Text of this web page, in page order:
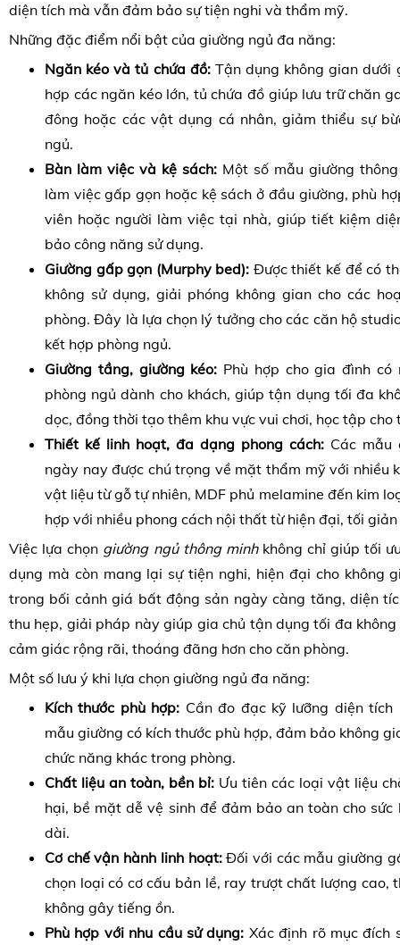
diện tích mà vẫn đảm bảo sự tiện nghi và thẩm mỹ.
Những đặc điểm nổi bật của giường ngủ đa năng:
Ngăn kéo và tủ chứa đồ:Tận dụng không gian dưới
hợp các ngăn kéo lớn, tủ chứa đồ giúp lưu trữ chăn
đông hoặc các vật dụng cá nhân, giảm thiểu sự
ngủ.
Bàn làm việc và kệ sách: Một số mẫu giường
làm việc gấp gọn hoặc kệ sách ở đầu giường, phù
viên hoặc người làm việc tại nhà, giúp tiết kiệm
bảo công năng sử dụng.
Giường gấp gọn (Murphy bed): Được thiết kế để có
không sử dụng, giải phóng không gian cho các
phòng. Đây là lựa chọn lý tưởng cho các căn hộ
kết hợp phòng ngủ.
Giường tầng, giường kéo: Phù hợp cho gia đình có
phòng ngủ dành cho khách, giúp tận dụng tối đa
dọc, đồng thời tạo thêm khu vực vui chơi, học tập cho
Thiết kế linh hoạt, đa dạng phong cách: Các mẫu
ngày nay được chú trọng về mặt thẩm mỹ với nhiều
vật liệu từ gỗ tự nhiên, MDF phủ melamine đến kim
hợp với nhiều phong cách nội thất từ hiện đại, tối
Việc lựa chọn giường ngủ thông minhkhông chỉ giúp tối
dụng mà còn mang lại sự tiện nghi, hiện đại cho không
trong bối cảnh giá bất động sản ngày càng tăng, diện
thu hẹp, giải pháp này giúp gia chủ tận dụng tối đa
cảm giác rộng rãi, thoáng đãng hơn cho căn phòng.
Một số lưu ý khi lựa chọn giường ngủ đa năng:
Kích thước phù hợp: Cần đo đạc kỹ lưỡng diện tích
mẫu giường có kích thước phù hợp, đảm bảo không
chức năng khác trong phòng.
Chất liệu an toàn, bền bỉ: Ưu tiên các loại vật liệu
hại, bề mặt dễ vệ sinh để đảm bảo an toàn cho sức
dài.
Cơ chế vận hành linh hoạt:Đối với các mẫu giường
chọn loại có cơ cấu bản lề, ray trượt chất lượng cao,
không gây tiếng ồn.
Phù hợp với nhu cầu sử dụng: Xác định rõ mục đích